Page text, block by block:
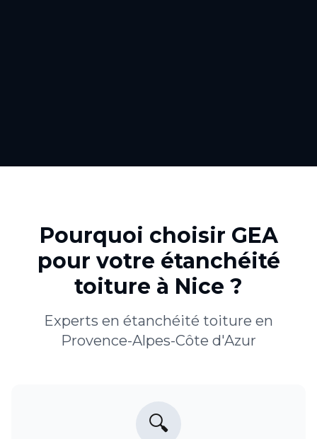
Pourquoi choisir GEA
pour votre étanchéité
toiture à Nice ?
Experts en étanchéité toiture en
Provence-Alpes-Côte d'Azur
🔍